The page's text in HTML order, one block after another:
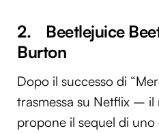
2. Beetlejuice
Burton
Dopo il successo di
trasmessa su Netflix – il
propone il sequel di